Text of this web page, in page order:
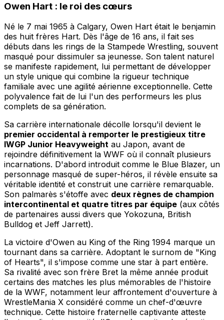
Owen Hart : le roi des cœurs
Né le 7 mai 1965 à Calgary, Owen Hart était le benjamin
des huit frères Hart. Dès l'âge de 16 ans, il fait ses
débuts dans les rings de la Stampede Wrestling, souvent
masqué pour dissimuler sa jeunesse. Son talent naturel
se manifeste rapidement, lui permettant de développer
un style unique qui combine la rigueur technique
familiale avec une agilité aérienne exceptionnelle. Cette
polyvalence fait de lui l'un des performeurs les plus
complets de sa génération.
Sa carrière internationale décolle lorsqu'il devient le
premier occidental à remporter le prestigieux titre
IWGP Junior Heavyweight au Japon, avant de
rejoindre définitivement la WWF où il connaît plusieurs
incarnations. D'abord introduit comme le Blue Blazer, un
personnage masqué de super-héros, il révèle ensuite sa
véritable identité et construit une carrière remarquable.
Son palmarès s'étoffe avec deux règnes de champion
intercontinental et quatre titres par équipe (aux côtés
de partenaires aussi divers que Yokozuna, British
Bulldog et Jeff Jarrett).
La victoire d'Owen au King of the Ring 1994 marque un
tournant dans sa carrière. Adoptant le surnom de "King
of Hearts", il s'impose comme une star à part entière.
Sa rivalité avec son frère Bret la même année produit
certains des matches les plus mémorables de l'histoire
de la WWF, notamment leur affrontement d'ouverture à
WrestleMania X considéré comme un chef-d'œuvre
technique. Cette histoire fraternelle captivante atteste